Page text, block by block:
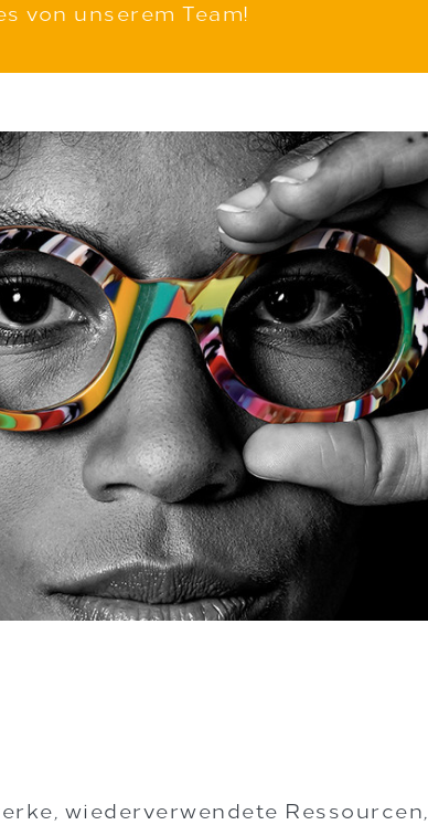
von unserem Team!
wiederverwendete Ressourcen,